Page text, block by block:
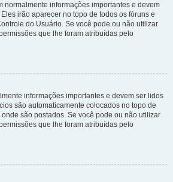
normalmente informações importantes e devem
irão aparecer no topo de todos os fóruns e
do Usuário. Se você pode ou não utilizar
que lhe foram atribuídas pelo
informações importantes e devem ser lidos
são automaticamente colocados no topo de
são postados. Se você pode ou não utilizar
que lhe foram atribuídas pelo